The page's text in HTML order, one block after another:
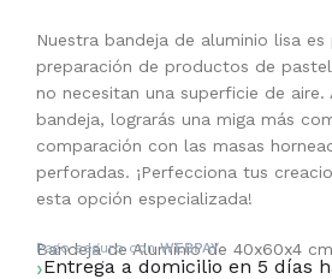
Nuestra bandeja de aluminio lisa
preparación de productos de
no necesitan una superficie de aire.
bandeja, lograrás una miga más
comparación con las masas
perforadas. ¡Perfecciona tus
esta opción especializada!
Bandeja de Aluminio de 40x60x4
Pago seguro conWEBPAY
Entrega a domicilio en 5 días